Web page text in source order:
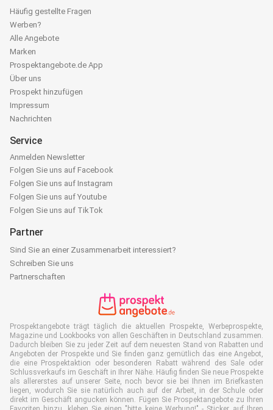
Häufig gestellte Fragen
Werben?
Alle Angebote
Marken
Prospektangebote.de App
Über uns
Prospekt hinzufügen
Impressum
Nachrichten
Service
Anmelden Newsletter
Folgen Sie uns auf Facebook
Folgen Sie uns auf Instagram
Folgen Sie uns auf Youtube
Folgen Sie uns auf TikTok
Partner
Sind Sie an einer Zusammenarbeit interessiert?
Schreiben Sie uns
Partnerschaften
Prospektangebote trägt täglich die aktuellen Prospekte, Werbeprospekte,
Magazine und Lookbooks von allen Geschäften in Deutschland zusammen.
Dadurch bleiben Sie zu jeder Zeit auf dem neuesten Stand von Rabatten und
Angeboten der Prospekte und Sie finden ganz gemütlich das eine Angebot,
die eine Prospektaktion oder besonderen Rabatt während des Sale oder
Schlussverkaufs im Geschäft in Ihrer Nähe. Häufig finden Sie neue Prospekte
als allererstes auf unserer Seite, noch bevor sie bei Ihnen im Briefkasten
liegen, wodurch Sie sie natürlich auch auf der Arbeit, in der Schule oder
direkt im Geschäft angucken können. Fügen Sie Prospektangebote zu Ihren